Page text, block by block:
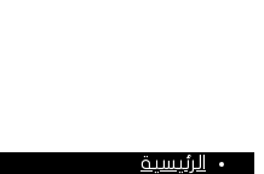
الرئيسية